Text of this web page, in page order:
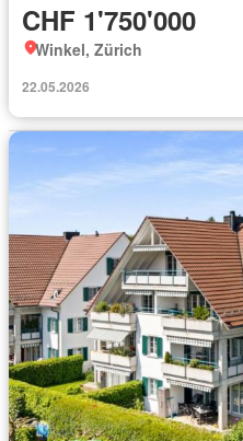
CHF 1'750'000
Winkel, Zürich
22.05.2026